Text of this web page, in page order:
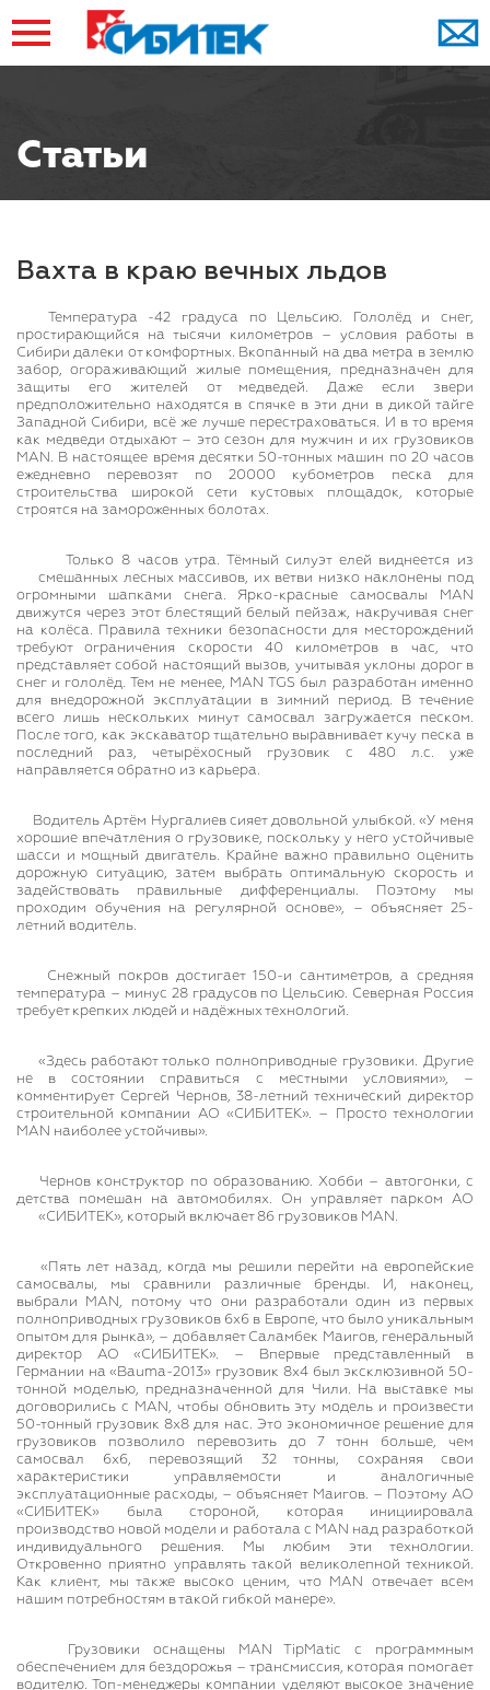
Статьи
Вахта в краю вечных льдов
Температура -42 градуса по Цельсию. Гололёд и снег,
простирающийся на тысячи километров – условия работы в
Сибири далеки от комфортных. Вкопанный на два метра в землю
забор, огораживающий жилые помещения, предназначен для
защиты его жителей от медведей. Даже если звери
предположительно находятся в спячке в эти дни в дикой тайге
Западной Сибири, всё же лучше перестраховаться. И в то время
как медведи отдыхают – это сезон для мужчин и их грузовиков
MAN. В настоящее время десятки 50-тонных машин по 20 часов
ежедневно перевозят по 20000 кубометров песка для
строительства широкой сети кустовых площадок, которые
строятся на замороженных болотах.
Только 8 часов утра. Тёмный силуэт елей виднеется из
смешанных лесных массивов, их ветви низко наклонены под
огромными шапками снега. Ярко-красные самосвалы MAN
движутся через этот блестящий белый пейзаж, накручивая снег
на колёса. Правила техники безопасности для месторождений
требуют ограничения скорости 40 километров в час, что
представляет собой настоящий вызов, учитывая уклоны дорог в
снег и гололёд. Тем не менее, MAN TGS был разработан именно
для внедорожной эксплуатации в зимний период. В течение
всего лишь нескольких минут самосвал загружается песком.
После того, как экскаватор тщательно выравнивает кучу песка в
последний раз, четырёхосный грузовик с 480 л.с. уже
направляется обратно из карьера.
Водитель Артём Нургалиев сияет довольной улыбкой. «У меня
хорошие впечатления о грузовике, поскольку у него устойчивые
шасси и мощный двигатель. Крайне важно правильно оценить
дорожную ситуацию, затем выбрать оптимальную скорость и
задействовать правильные дифференциалы. Поэтому мы
проходим обучения на регулярной основе», – объясняет 25-
летний водитель.
Снежный покров достигает 150-и сантиметров, а средняя
температура – минус 28 градусов по Цельсию. Северная Россия
требует крепких людей и надёжных технологий.
«Здесь работают только полноприводные грузовики. Другие
не в состоянии справиться с местными условиями», –
комментирует Сергей Чернов, 38-летний технический директор
строительной компании АО «СИБИТЕК». – Просто технологии
MAN наиболее устойчивы».
Чернов конструктор по образованию. Хобби – автогонки, с
детства помешан на автомобилях. Он управляет парком АО
«СИБИТЕК», который включает 86 грузовиков MAN.
«Пять лет назад, когда мы решили перейти на европейские
самосвалы, мы сравнили различные бренды. И, наконец,
выбрали MAN, потому что они разработали один из первых
полноприводных грузовиков 6х6 в Европе, что было уникальным
опытом для рынка», – добавляет Саламбек Маигов, генеральный
директор АО «СИБИТЕК». – Впервые представленный в
Германии на «Bauma-2013» грузовик 8х4 был эксклюзивной 50-
тонной моделью, предназначенной для Чили. На выставке мы
договорились с MAN, чтобы обновить эту модель и произвести
50-тонный грузовик 8х8 для нас. Это экономичное решение для
грузовиков позволило перевозить до 7 тонн больше, чем
самосвал 6х6, перевозящий 32 тонны, сохраняя свои
характеристики управляемости и аналогичные
эксплуатационные расходы, – объясняет Маигов. – Поэтому АО
«СИБИТЕК» была стороной, которая инициировала
производство новой модели и работала с MAN над разработкой
индивидуального решения. Мы любим эти технологии.
Откровенно приятно управлять такой великолепной техникой.
Как клиент, мы также высоко ценим, что MAN отвечает всем
нашим потребностям в такой гибкой манере».
Грузовики оснащены MAN TipMatic с программным
обеспечением для бездорожья – трансмиссия, которая помогает
водителю. Топ-менеджеры компании уделяют высокое значение